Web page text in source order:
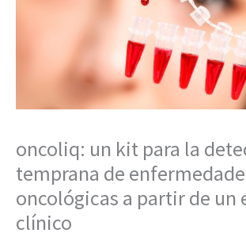
oncoliq: un kit para la
temprana de
oncológicas a partir de un
clínico